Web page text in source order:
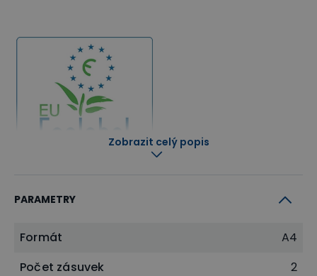
Zobrazit celý popis
PARAMETRY
Formát
A4
Počet zásuvek
2